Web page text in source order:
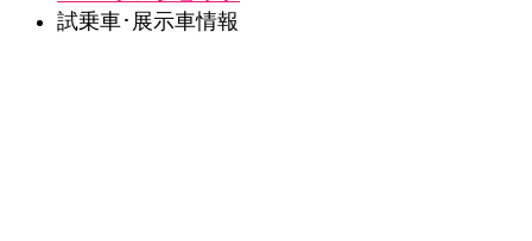
試乗車･展示車情報